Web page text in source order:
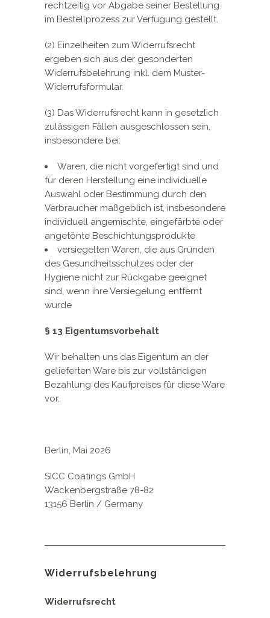
rechtzeitig vor Abgabe seiner Bestellung
im Bestellprozess zur Verfügung gestellt.
(2) Einzelheiten zum Widerrufsrecht
ergeben sich aus der gesonderten
Widerrufsbelehrung inkl. dem Muster-
Widerrufsformular.
(3) Das Widerrufsrecht kann in gesetzlich
zulässigen Fällen ausgeschlossen sein,
insbesondere bei:
Waren, die nicht vorgefertigt sind und
für deren Herstellung eine individuelle
Auswahl oder Bestimmung durch den
Verbraucher maßgeblich ist, insbesondere
individuell angemischte, eingefärbte oder
angetönte Beschichtungsprodukte
versiegelten Waren, die aus Gründen
des Gesundheitsschutzes oder der
Hygiene nicht zur Rückgabe geeignet
sind, wenn ihre Versiegelung entfernt
wurde
§ 13 Eigentumsvorbehalt
Wir behalten uns das Eigentum an der
gelieferten Ware bis zur vollständigen
Bezahlung des Kaufpreises für diese Ware
vor.
Berlin, Mai 2026
SICC Coatings GmbH
Wackenbergstraße 78-82
13156 Berlin / Germany
Widerrufsbelehrung
Widerrufsrecht